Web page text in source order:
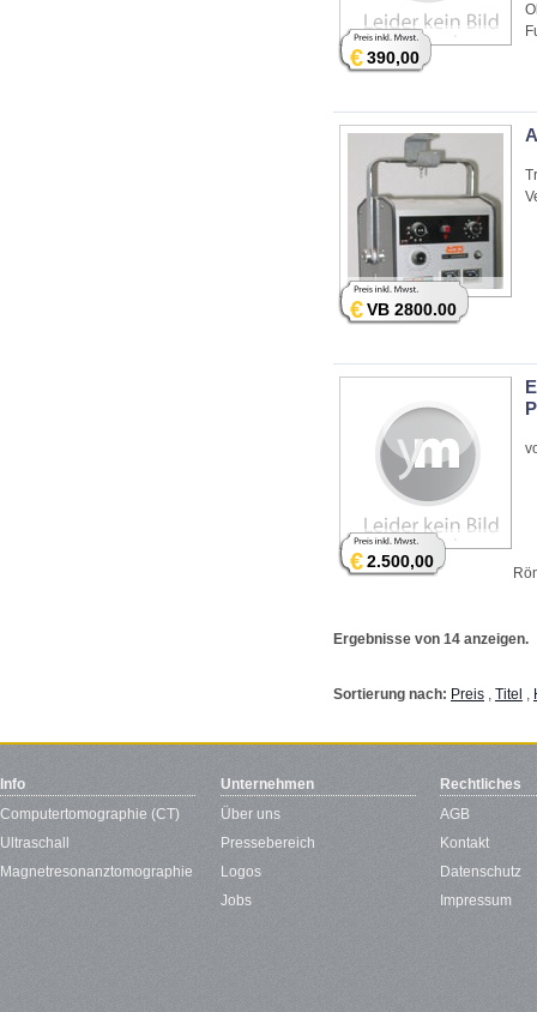
€390,00
€VB 2800.00
€2.500,00
Ergebnisse von 14 anzeigen.
Sortierung nach: Preis , Titel ,
Info
Computertomographie (CT)
Ultraschall
Magnetresonanztomographie
Unternehmen
Über uns
Pressebereich
Logos
Jobs
Rechtliches
AGB
Kontakt
Datenschutz
Impressum